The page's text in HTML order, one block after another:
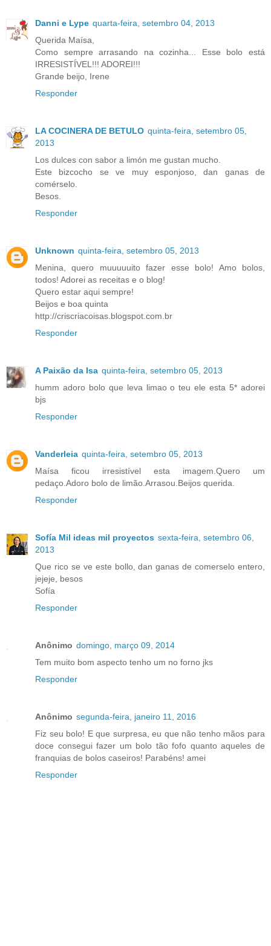
Danni e Lype quarta-feira, setembro 04, 2013
Querida Maísa,
Como sempre arrasando na cozinha... Esse bolo está
IRRESISTÍVEL!!! ADOREI!!!
Grande beijo, Irene
Responder
LA COCINERA DE BETULO quinta-feira, setembro 05,
2013
Los dulces con sabor a limón me gustan mucho.
Este bizcocho se ve muy esponjoso, dan ganas de
comérselo.
Besos.
Responder
Unknown quinta-feira, setembro 05, 2013
Menina, quero muuuuuito fazer esse bolo! Amo bolos,
todos! Adorei as receitas e o blog!
Quero estar aqui sempre!
Beijos e boa quinta
http://criscriacoisas.blogspot.com.br
Responder
A Paixão da Isa quinta-feira, setembro 05, 2013
humm adoro bolo que leva limao o teu ele esta 5* adorei
bjs
Responder
Vanderleia quinta-feira, setembro 05, 2013
Maísa ficou irresistível esta imagem.Quero um
pedaço.Adoro bolo de limão.Arrasou.Beijos querida.
Responder
Sofía Mil ideas mil proyectos sexta-feira, setembro 06,
2013
Que rico se ve este bollo, dan ganas de comerselo entero,
jejeje, besos
Sofía
Responder
Anônimo domingo, março 09, 2014
Tem muito bom aspecto tenho um no forno jks
Responder
Anônimo segunda-feira, janeiro 11, 2016
Fiz seu bolo! E que surpresa, eu que não tenho mãos para
doce consegui fazer um bolo tão fofo quanto aqueles de
franquias de bolos caseiros! Parabéns! amei
Responder